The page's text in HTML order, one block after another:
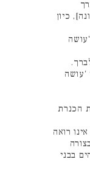
כיון
'עושה
הכנרת
רואה
בבני